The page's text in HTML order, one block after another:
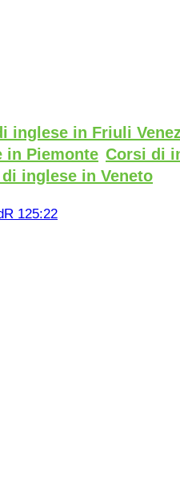
inglese in Friuli
in Piemonte Corsi di
inglese in Veneto
125:22